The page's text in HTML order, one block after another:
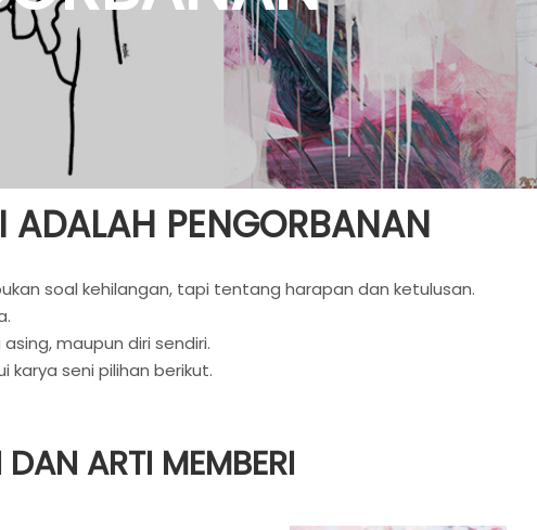
ADALAH PENGORBANAN
soal kehilangan, tapi tentang harapan dan ketulusan.
maupun diri sendiri.
karya seni pilihan berikut.
ARTI MEMBERI